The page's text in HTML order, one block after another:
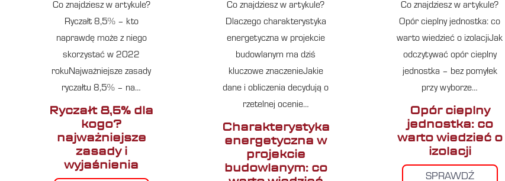
Co znajdziesz w artykule?
Ryczałt 8,5% – kto
naprawdę może z niego
skorzystać w 2022
rokuNajważniejsze zasady
ryczałtu 8,5% – na…
Ryczałt 8,5% dla
kogo?
najważniejsze
zasady i
wyjaśnienia
Co znajdziesz w artykule?
Dlaczego charakterystyka
energetyczna w projekcie
budowlanym ma dziś
kluczowe znaczenieJakie
dane i obliczenia decydują o
rzetelnej ocenie…
Charakterystyka
energetyczna w
projekcie
budowlanym: co
Co znajdziesz w artykule?
Opór cieplny jednostka: co
warto wiedzieć o izolacjiJak
odczytywać opór cieplny
jednostka – bez pomyłek
przy wyborze…
Opór cieplny
jednostka: co
warto wiedzieć o
izolacji
SPRAWDŹ